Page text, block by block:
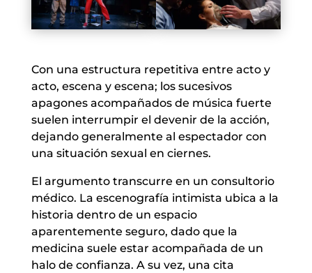
Con una estructura repetitiva entre acto y
acto, escena y escena; los sucesivos
apagones acompañados de música fuerte
suelen interrumpir el devenir de la acción,
dejando generalmente al espectador con
una situación sexual en ciernes.
El argumento transcurre en un consultorio
médico. La escenografía intimista ubica a la
historia dentro de un espacio
aparentemente seguro, dado que la
medicina suele estar acompañada de un
halo de confianza. A su vez, una cita